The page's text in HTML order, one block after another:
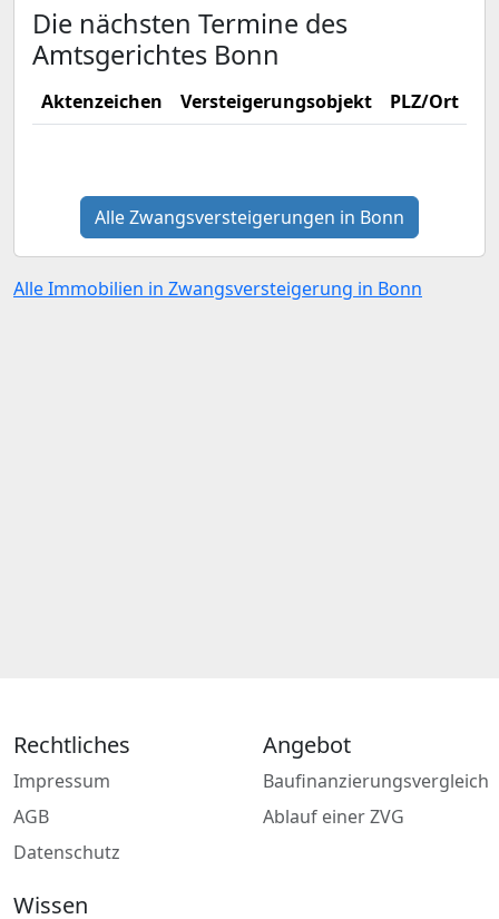
Die nächsten Termine des
Amtsgerichtes Bonn
Aktenzeichen Versteigerungsobjekt PLZ/Ort
Alle Zwangsversteigerungen in Bonn
Alle Immobilien in Zwangsversteigerung in Bonn
Rechtliches
Impressum
AGB
Datenschutz
Angebot
Baufinanzierungsvergleich
Ablauf einer ZVG
Wissen